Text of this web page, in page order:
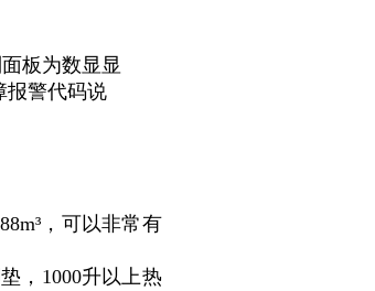
板为数显显
报警代码说
，可以非常有
，1000升以上热